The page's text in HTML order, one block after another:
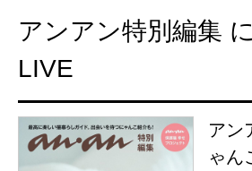
アンアン特別編集
LIVE
アン
ゃん